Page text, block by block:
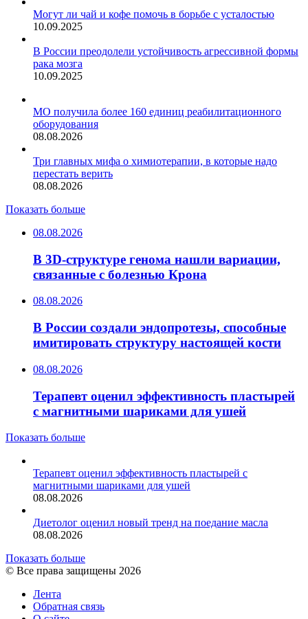
Могут ли чай и кофе помочь в борьбе с усталостью
10.09.2025
В России преодолели устойчивость агрессивной формы
рака мозга
10.09.2025
МО получила более 160 единиц реабилитационного
оборудования
08.08.2026
Три главных мифа о химиотерапии, в которые надо
перестать верить
08.08.2026
Показать больше
08.08.2026
В 3D-структуре генома нашли вариации,
связанные с болезнью Крона
08.08.2026
В России создали эндопротезы, способные
имитировать структуру настоящей кости
08.08.2026
Терапевт оценил эффективность пластырей
с магнитными шариками для ушей
Показать больше
Терапевт оценил эффективность пластырей с
магнитными шариками для ушей
08.08.2026
Диетолог оценил новый тренд на поедание масла
08.08.2026
Показать больше
© Все права защищены 2026
Лента
Обратная связь